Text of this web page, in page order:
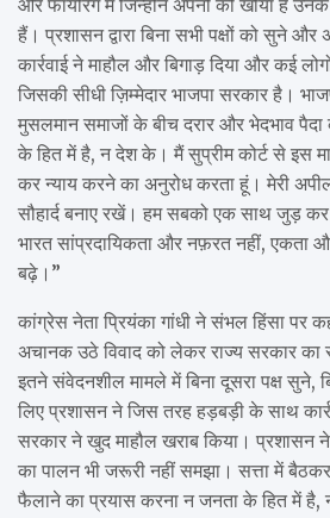
हैं। प्रशासन द्वारा बिना सभी पक्षों को सुने
कार्रवाई ने माहौल और बिगाड़ दिया और कई
जिसकी सीधी ज़िम्मेदार भाजपा सरकार है।
मुसलमान समाजों के बीच दरार और भेदभाव
के हित में है, न देश के। मैं सुप्रीम कोर्ट से इस
कर न्याय करने का अनुरोध करता हूं। मेरी
सौहार्द बनाए रखें। हम सबको एक साथ जुड़
भारत सांप्रदायिकता और नफ़रत नहीं, एकता
बढ़े।”
कांग्रेस नेता प्रियंका गांधी ने संभल हिंसा पर
अचानक उठे विवाद को लेकर राज्य सरकार का
इतने संवेदनशील मामले में बिना दूसरा पक्ष सुने,
लिए प्रशासन ने जिस तरह ​हड़बड़ी के साथ
सरकार ने खुद माहौल खराब किया। प्रशासन
का पालन भी जरूरी नहीं समझा। सत्ता में
फैलाने का प्रयास करना न जनता के हित में है,